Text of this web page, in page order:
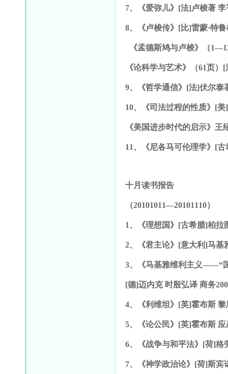
7、《爱弥儿》[法]卢梭著 李
8、《卢梭传》[比]雷蒙·特
《孟德斯鸠与卢梭》（
《论科学与艺术》（61页
9、《哲学通信》[法]伏尔泰
10、《司法过程的性质》[
《美国进步时代的启示》王
11、《尼各马可伦理学》[
十月读书报告
（20101011—20101110）
1、《理想国》[古希腊]柏拉
2、《君主论》[意大利]马基
3、《马基雅维利主义——“
[德]迈内克 时殷弘译 商务
4、《利维坦》[英]霍布斯
5、《论公民》[英]霍布斯
6、《战争与和平法》[荷]格
7、《神学政治论》[荷]斯宾